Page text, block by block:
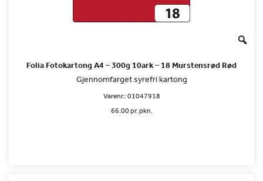
Folia Fotokartong A4 – 300g 10ark – 18 Murstensrød Rød
Gjennomfarget syrefri kartong
Varenr.:01047918
66.00 pr. pkn.